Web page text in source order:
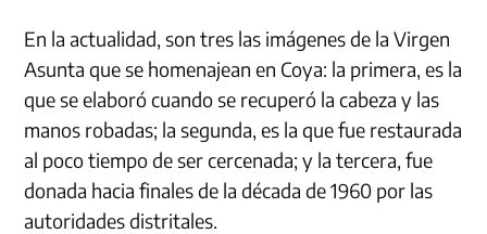
En la actualidad, son tres las imágenes de la Virgen
Asunta que se homenajean en Coya: la primera, es la
que se elaboró cuando se recuperó la cabeza y las
manos robadas; la segunda, es la que fue restaurada
al poco tiempo de ser cercenada; y la tercera, fue
donada hacia finales de la década de 1960 por las
autoridades distritales.